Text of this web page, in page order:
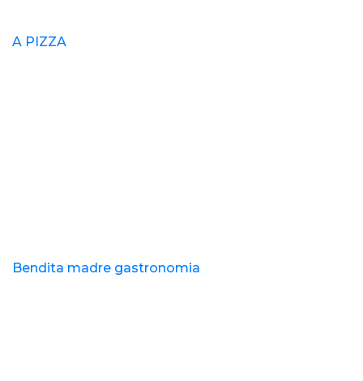
A PIZZA
Bendita madre gastronomia